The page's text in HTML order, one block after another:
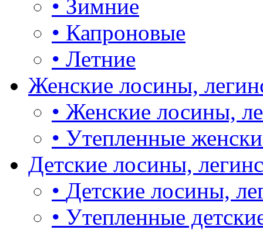
• Зимние
• Капроновые
• Летние
Женские лосины,
• Женские лосины,
• Утепленные
Детские лосины,
• Детские лосины,
• Утепленные